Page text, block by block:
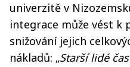
univerzitě v
integrace může vést k
snižování jejich
nákladů: „Starší lidé